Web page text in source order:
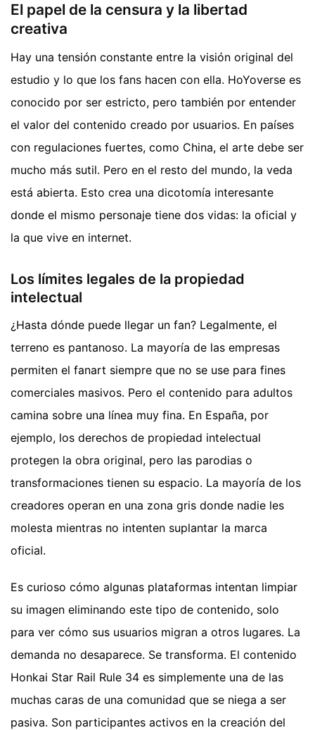
El papel de la censura y la libertad
creativa
Hay una tensión constante entre la visión original del
estudio y lo que los fans hacen con ella. HoYoverse es
conocido por ser estricto, pero también por entender
el valor del contenido creado por usuarios. En países
con regulaciones fuertes, como China, el arte debe ser
mucho más sutil. Pero en el resto del mundo, la veda
está abierta. Esto crea una dicotomía interesante
donde el mismo personaje tiene dos vidas: la oficial y
la que vive en internet.
Los límites legales de la propiedad
intelectual
¿Hasta dónde puede llegar un fan? Legalmente, el
terreno es pantanoso. La mayoría de las empresas
permiten el fanart siempre que no se use para fines
comerciales masivos. Pero el contenido para adultos
camina sobre una línea muy fina. En España, por
ejemplo, los derechos de propiedad intelectual
protegen la obra original, pero las parodias o
transformaciones tienen su espacio. La mayoría de los
creadores operan en una zona gris donde nadie les
molesta mientras no intenten suplantar la marca
oficial.
Es curioso cómo algunas plataformas intentan limpiar
su imagen eliminando este tipo de contenido, solo
para ver cómo sus usuarios migran a otros lugares. La
demanda no desaparece. Se transforma. El contenido
Honkai Star Rail Rule 34 es simplemente una de las
muchas caras de una comunidad que se niega a ser
pasiva. Son participantes activos en la creación del